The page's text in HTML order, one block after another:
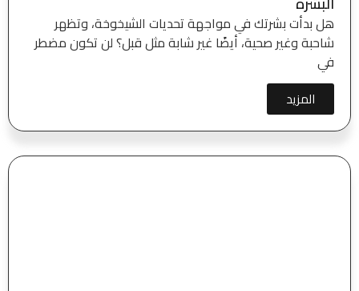
هل بدأت بشرتك في مواجهة تحديات الشيخوخة، وتظهر
شاحبة وغير صحية، أيضًا غير شابة مثل قبل؟ لن تكون مضطر
في
المزيد